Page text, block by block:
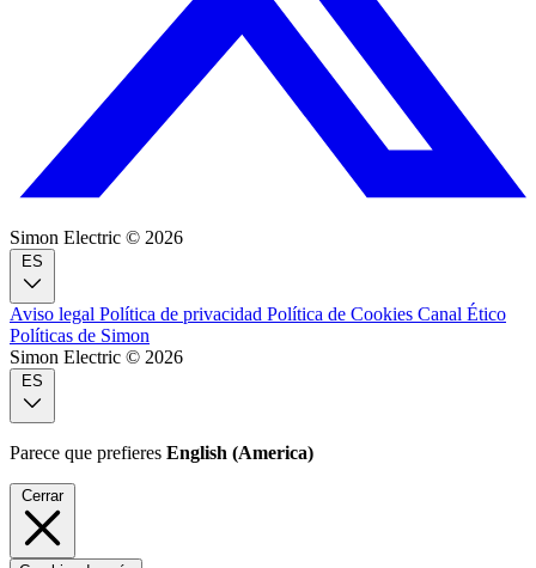
Simon Electric © 2026
Aviso legal Política de privacidad Política de Cookies Canal Ético
Políticas de Simon
Simon Electric © 2026
Parece que prefieres English (America)
Cerrar